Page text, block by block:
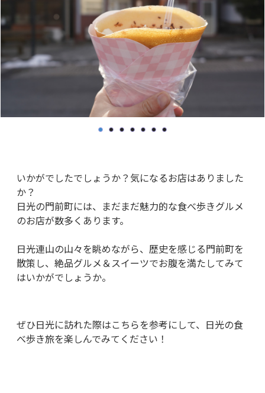
いかがでしたでしょうか？気になるお店はありました
か？
日光の門前町には、まだまだ魅力的な食べ歩きグルメ
のお店が数多くあります。
日光連山の山々を眺めながら、歴史を感じる門前町を
散策し、絶品グルメ＆スイーツでお腹を満たしてみて
はいかがでしょうか。
ぜひ日光に訪れた際はこちらを参考にして、日光の食
べ歩き旅を楽しんでみてください！